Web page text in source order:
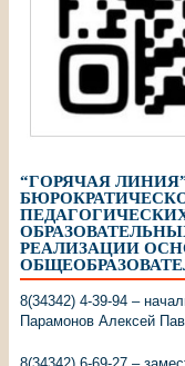
“ГОРЯЧАЯ
РЕАЛИЗАЦИИ
8(34342) 4-39-94 –
Парамонов Алексей